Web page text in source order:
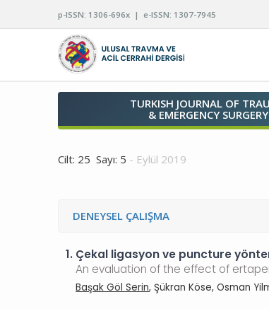
p-ISSN: 1306-696x | e-ISSN: 1307-7945
TURKISH JOURNAL OF
& EMERGENCY SURGERY
Cilt: 25 Sayı: 5 - Eylül 2019
DENEYSEL ÇALIŞMA
1. Çekal ligasyon ve puncture
An evaluation of the effect of
Başak Göl Serin, Şükran Köse, Osman